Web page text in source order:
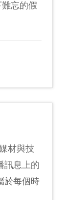
忘的假
材與技
訊息上的
於每個時